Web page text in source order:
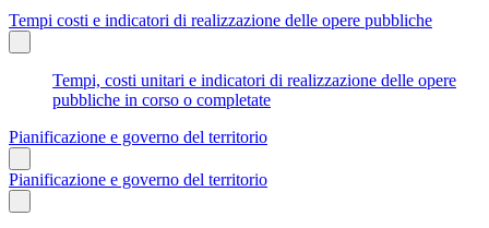
Tempi costi e indicatori di realizzazione delle opere pubbliche
Tempi, costi unitari e indicatori di realizzazione delle opere
pubbliche in corso o completate
Pianificazione e governo del territorio
Pianificazione e governo del territorio